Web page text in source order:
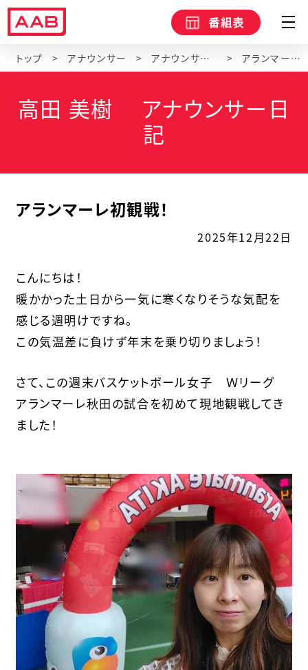
番組表
トップ アナウンサー アナウンサーブログ アランマーレ初観戦！
高田 美樹 アナウンサー日
記
アランマーレ初観戦！
2025年12月22日
こんにちは！
暖かかった土日から一気に寒くなりそうな気配を
感じる週明けですね。
この気温差に負けず年末を乗り切りましょう！
さて、この週末バスケットボール女子 Ｗリーグ
アランマーレ秋田の試合を初めて現地観戦してき
ました！